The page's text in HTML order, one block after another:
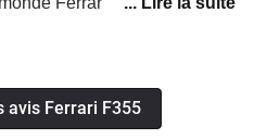
en terme d'entretien le
que la Testarossa.
car c'est pour moi la plus
plus pure, en version Motronic
avis Ferrari F355